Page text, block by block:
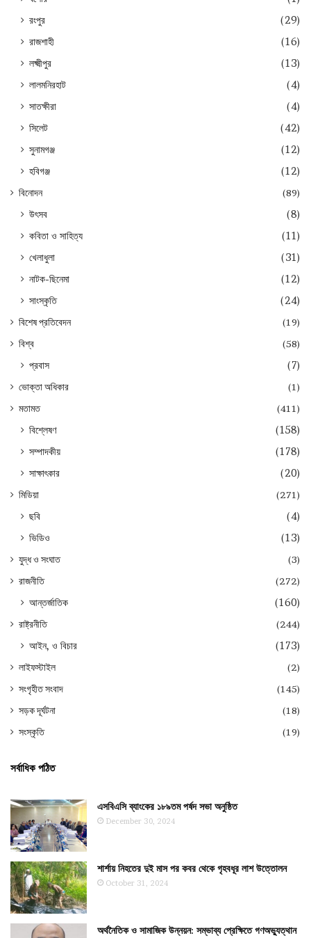
রংপুর
(29)
রাজশাহী
(16)
লক্ষ্মীপুর
(13)
লালমনিরহাট
(4)
সাতক্ষীরা
(4)
সিলেট
(42)
সুনামগঞ্জ
(12)
হবিগঞ্জ
(12)
বিনোদন (89)
উৎসব
(8)
কবিতা ও সাহিত্য
(11)
খেলাধুলা
(31)
নাটক-ছিনেমা
(12)
সাংস্কৃতি
(24)
বিশেষ প্রতিবেদন
(19)
বিশ্ব
(58)
প্রবাস (7)
ভোক্তা অধিকার
(1)
মতামত
(411)
বিশ্লেষণ
(158)
সম্পাদকীয়
(178)
সাক্ষাৎকার
(20)
মিডিয়া (271)
ছবি
(4)
ভিডিও
(13)
যুদ্ধ ও সংঘাত
(3)
রাজনীতি
(272)
আন্তর্জাতিক (160)
রাষ্ট্রনীতি (244)
আইন, ও বিচার (173)
লাইফস্টাইল
(2)
সংগৃহীত সংবাদ
(145)
সড়ক দূর্ঘটনা
(18)
সংস্কৃতি
(19)
সর্বাধিক পঠিত
এসবিএসি ব্যাংকের ১৮৯তম পর্ষদ সভা অনুষ্ঠিত
December 30, 2024
শার্শায় নিহতের দুই মাস পর কবর থেকে গৃহবধূর লাশ উত্তোলন
October 31, 2024
অর্থনৈতিক ও সামাজিক উন্নয়ন: সম্ভাব্য প্রেক্ষিতে গণঅভ্যুত্থান